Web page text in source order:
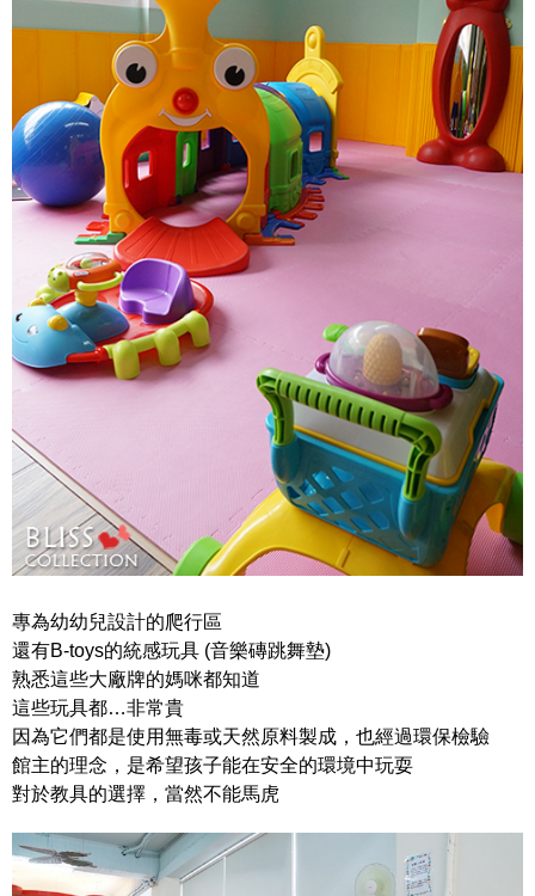
專為幼幼兒設計的爬行區
還有B-toys的統感玩具 (音樂磚跳舞墊)
熟悉這些大廠牌的媽咪都知道
這些玩具都…非常貴
因為它們都是使用無毒或天然原料製成，也經過環保檢驗
館主的理念，是希望孩子能在安全的環境中玩耍
對於教具的選擇，當然不能馬虎